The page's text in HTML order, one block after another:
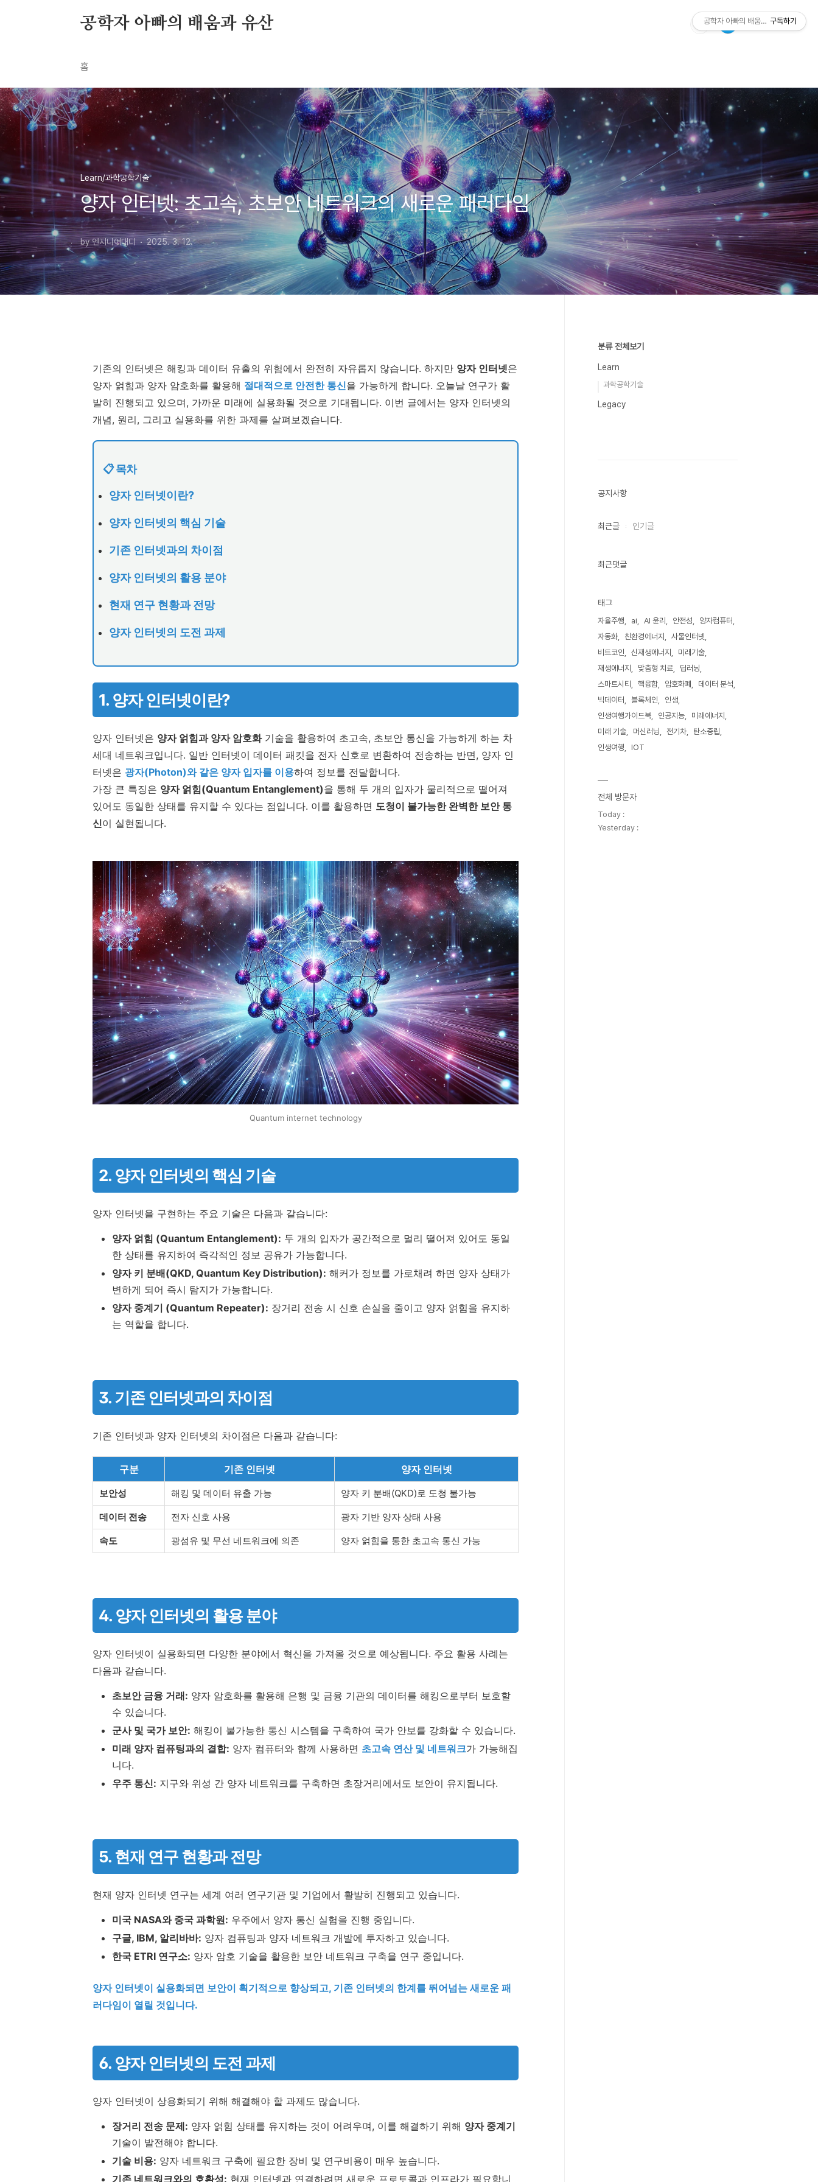
공학자 아빠의 배움과 유산
홈
Learn/과학공학기술
양자 인터넷: 초고속, 초보안 네트워크의 새로운 패러다임
by 엔지니어대디 2025. 3. 12.
기존의 인터넷은 해킹과 데이터 유출의 위험에서 완전히 자유롭지 않습니다. 하지만 양자 인터넷은
양자 얽힘과 양자 암호화를 활용해 절대적으로 안전한 통신을 가능하게 합니다. 오늘날 연구가 활
발히 진행되고 있으며, 가까운 미래에 실용화될 것으로 기대됩니다. 이번 글에서는 양자 인터넷의
개념, 원리, 그리고 실용화를 위한 과제를 살펴보겠습니다.
📋 목차
양자 인터넷이란?
양자 인터넷의 핵심 기술
기존 인터넷과의 차이점
양자 인터넷의 활용 분야
현재 연구 현황과 전망
양자 인터넷의 도전 과제
1. 양자 인터넷이란?
양자 인터넷은 양자 얽힘과 양자 암호화기술을 활용하여 초고속, 초보안 통신을 가능하게 하는 차
세대 네트워크입니다. 일반 인터넷이 데이터 패킷을 전자 신호로 변환하여 전송하는 반면, 양자 인
터넷은 광자(Photon)와 같은 양자 입자를 이용하여 정보를 전달합니다.
가장 큰 특징은 양자 얽힘(Quantum Entanglement)을 통해 두 개의 입자가 물리적으로 떨어져
있어도 동일한 상태를 유지할 수 있다는 점입니다. 이를 활용하면 도청이 불가능한 완벽한 보안 통
신이 실현됩니다.
Quantum internet technology
2. 양자 인터넷의 핵심 기술
양자 인터넷을 구현하는 주요 기술은 다음과 같습니다:
양자 얽힘 (Quantum Entanglement): 두 개의 입자가 공간적으로 멀리 떨어져 있어도 동일
한 상태를 유지하여 즉각적인 정보 공유가 가능합니다.
양자 키 분배(QKD, Quantum Key Distribution): 해커가 정보를 가로채려 하면 양자 상태가
변하게 되어 즉시 탐지가 가능합니다.
양자 중계기 (Quantum Repeater): 장거리 전송 시 신호 손실을 줄이고 양자 얽힘을 유지하
는 역할을 합니다.
3. 기존 인터넷과의 차이점
기존 인터넷과 양자 인터넷의 차이점은 다음과 같습니다:
구분 기존 인터넷 양자 인터넷
보안성 해킹 및 데이터 유출 가능 양자 키 분배(QKD)로 도청 불가능
데이터 전송 전자 신호 사용 광자 기반 양자 상태 사용
속도 광섬유 및 무선 네트워크에 의존 양자 얽힘을 통한 초고속 통신 가능
4. 양자 인터넷의 활용 분야
양자 인터넷이 실용화되면 다양한 분야에서 혁신을 가져올 것으로 예상됩니다. 주요 활용 사례는
다음과 같습니다.
초보안 금융 거래: 양자 암호화를 활용해 은행 및 금융 기관의 데이터를 해킹으로부터 보호할
수 있습니다.
군사 및 국가 보안: 해킹이 불가능한 통신 시스템을 구축하여 국가 안보를 강화할 수 있습니다.
미래 양자 컴퓨팅과의 결합: 양자 컴퓨터와 함께 사용하면 초고속 연산 및 네트워크가 가능해집
니다.
우주 통신: 지구와 위성 간 양자 네트워크를 구축하면 초장거리에서도 보안이 유지됩니다.
5. 현재 연구 현황과 전망
현재 양자 인터넷 연구는 세계 여러 연구기관 및 기업에서 활발히 진행되고 있습니다.
미국 NASA와 중국 과학원: 우주에서 양자 통신 실험을 진행 중입니다.
구글, IBM, 알리바바: 양자 컴퓨팅과 양자 네트워크 개발에 투자하고 있습니다.
한국 ETRI 연구소: 양자 암호 기술을 활용한 보안 네트워크 구축을 연구 중입니다.
양자 인터넷이 실용화되면 보안이 획기적으로 향상되고, 기존 인터넷의 한계를 뛰어넘는 새로운 패
러다임이 열릴 것입니다.
6. 양자 인터넷의 도전 과제
양자 인터넷이 상용화되기 위해 해결해야 할 과제도 많습니다.
장거리 전송 문제: 양자 얽힘 상태를 유지하는 것이 어려우며, 이를 해결하기 위해 양자 중계기
기술이 발전해야 합니다.
기술 비용: 양자 네트워크 구축에 필요한 장비 및 연구비용이 매우 높습니다.
기존 네트워크와의 호환성: 현재 인터넷과 연결하려면 새로운 프로토콜과 인프라가 필요합니
분류 전체보기
Learn
과학공학기술
Legacy
공지사항
최근글 인기글
최근댓글
태그
자율주행 ai AI 윤리 안전성
양자컴퓨터
자동화
친환경에너지
사물인터넷
비트코인
신재생에너지
미래기술
재생에너지
맞춤형 치료
딥러닝
스마트시티
핵융합 암호화폐
데이터 분석
빅데이터
블록체인
인생
인생여행가이드북
인공지능
미래에너지
미래 기술
머신러닝 전기차
탄소중립
인생여행
IOT
전체 방문자
Today :
Yesterday :
공학자 아빠의 배움과 유산구독하기